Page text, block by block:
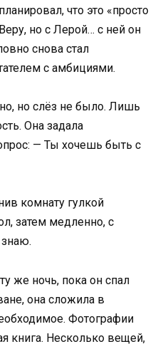
что это «просто
но с Лерой… с ней он
снова стал
с амбициями.
но слёз не было. Лишь
Она задала
— Ты хочешь быть с
комнату гулкой
затем медленно, с
же ночь, пока он спал
она сложила в
Фотографии
книга. Несколько вещей,